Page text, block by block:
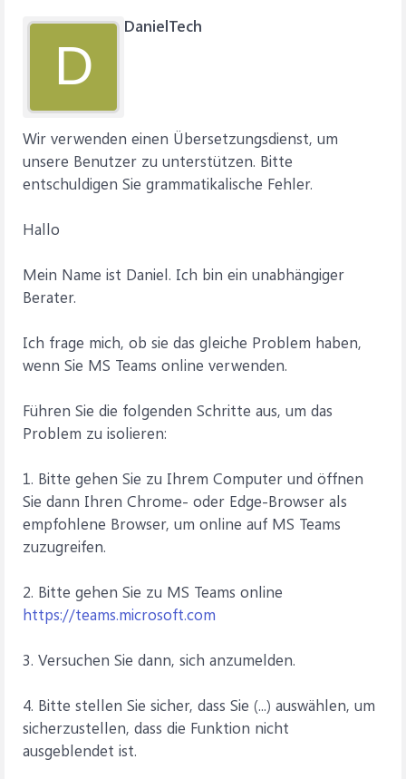
D
DanielTech
Wir verwenden einen Übersetzungsdienst, um
unsere Benutzer zu unterstützen. Bitte
entschuldigen Sie grammatikalische Fehler.
Hallo
Mein Name ist Daniel. Ich bin ein unabhängiger
Berater.
Ich frage mich, ob sie das gleiche Problem haben,
wenn Sie MS Teams online verwenden.
Führen Sie die folgenden Schritte aus, um das
Problem zu isolieren:
1. Bitte gehen Sie zu Ihrem Computer und öffnen
Sie dann Ihren Chrome- oder Edge-Browser als
empfohlene Browser, um online auf MS Teams
zuzugreifen.
2. Bitte gehen Sie zu MS Teams online
https://teams.microsoft.com
3. Versuchen Sie dann, sich anzumelden.
4. Bitte stellen Sie sicher, dass Sie (...) auswählen, um
sicherzustellen, dass die Funktion nicht
ausgeblendet ist.